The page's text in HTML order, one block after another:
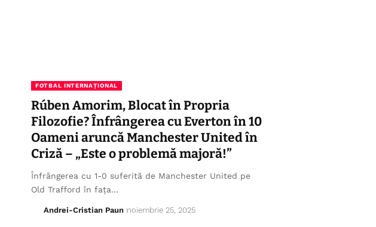
FOTBAL INTERNAȚIONAL
Rúben Amorim, Blocat în Propria
Filozofie? Înfrângerea cu Everton în 10
Oameni aruncă Manchester United în
Criză – „Este o problemă majoră!”
Înfrângerea cu 1-0 suferită de Manchester United pe
Old Trafford în fața…
Andrei-Cristian Paun noiembrie 25, 2025